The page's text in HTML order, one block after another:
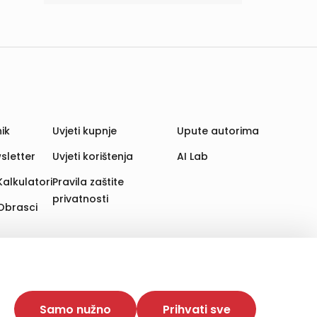
Time poboljšavamo korisničko iskustvo,
web stranica i uređaja u tu svrhu. Naši partneri
Samo nužno Prihvati sve
Uvjeti kupnje
Uvjeti korištenja
Pravila zaštite
privatnosti
Upute autorima
AI Lab